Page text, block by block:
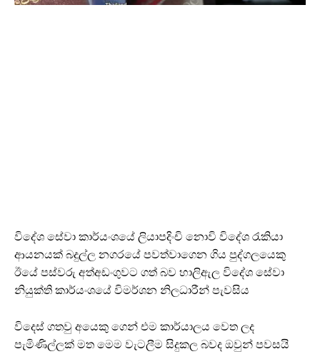
විදේශ සේවා කාර්යංශයේ ලියාපදිංචි නොවි විදේශ රැකියා
ආයනයක් බදුල්ල නගරයේ පවත්වාගෙන ගිය පුද්ගලයෙකු
ඊයේ පස්වරු අත්අඩංගුවට ගත් බව හාලිඇල විදේශ සේවා
නියුක්ති කාර්යංශයේ විමර්ශන නිලධාරීන් පැවසිය
විදෙස් ගතවු අයෙකු ගෙන් එම කාර්යාලය වෙත ලද
පැමිණිල්ලක් මත මෙම වැටලීම සිදුකල බවද ඔවුන් පවසයි